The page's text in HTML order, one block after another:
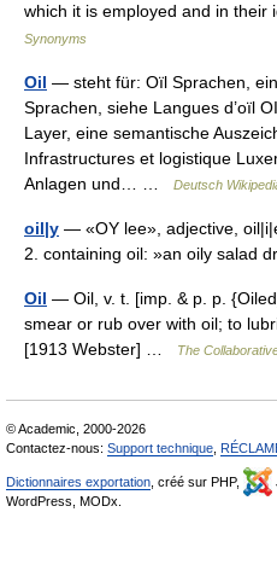
which it is employed and in
Synonyms
Oil — steht für: Oïl Sprachen,
Sprachen, siehe Langues d’oïl
Layer, eine semantische
Infrastructures et logistique
Anlagen und… …
Deutsch
oil|y — «OY lee», adjective,
2. containing oil: »an oily salad
Oil — Oil, v. t. [imp. & p. p.
smear or rub over with oil; to
[1913 Webster] …
The
© Academic, 2000-2026
Contactez-nous: Support technique
Dictionnaires exportation , créé sur PHP,
WordPress, MODx.